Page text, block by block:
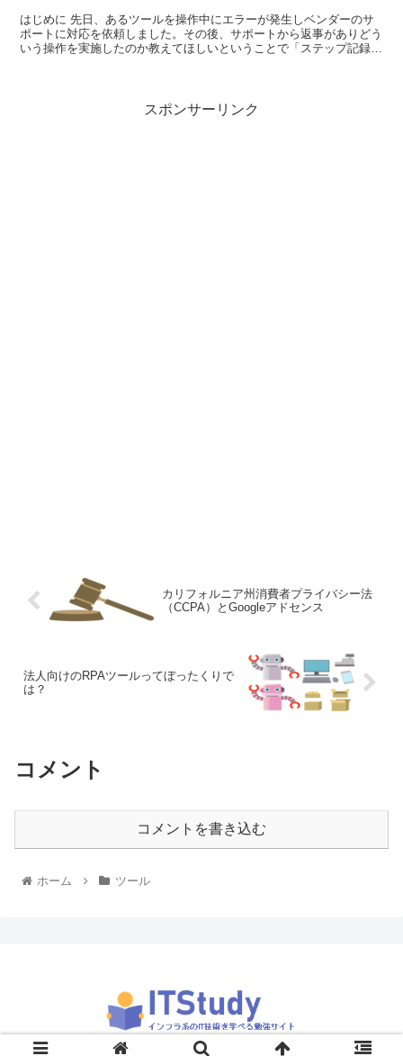
はじめに 先日、あるツールを操作中にエラーが発生しベンダーのサ
ポートに対応を依頼しました。その後、サポートから返事がありどう
いう操作を実施したのか教えてほしいということで「ステップ記録ツ
スポンサーリンク
カリフォルニア州消費者プライバシー法
（CCPA）とGoogleアドセンス
法人向けのRPAツールってぼったくりで
は？
コメント
コメントを書き込む
ホーム ツール
© 2019 ITStudy.